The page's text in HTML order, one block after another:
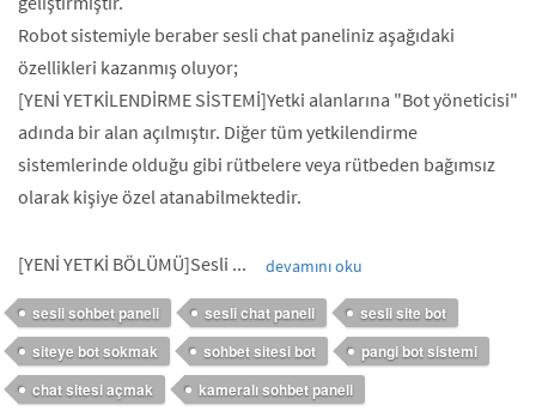
Robot sistemiyle beraber sesli chat paneliniz aşağıdaki
özellikleri kazanmış oluyor;
[YENİ YETKİLENDİRME SİSTEMİ]Yetki alanlarına "Bot yöneticisi"
adında bir alan açılmıştır. Diğer tüm yetkilendirme
sistemlerinde olduğu gibi rütbelere veya rütbeden bağımsız
olarak kişiye özel atanabilmektedir.
[YENİ YETKİ BÖLÜMÜ]Sesli ... devamını oku
sesli sohbet paneli sesli chat paneli
sesli site bot
siteye bot sokmak
sohbet sitesi bot
pangi bot sistemi
chat sitesi açmak
kameralı sohbet paneli